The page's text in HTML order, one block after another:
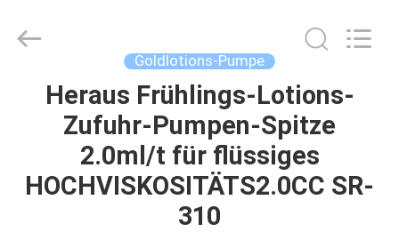
HAUSE
PRODUKTE
PRODUCTS
MANUFACTORY
Goldlotions-Pumpe
Heraus Frühlings-Lotions-
Zufuhr-Pumpen-Spitze
2.0ml/t für flüssiges
HOCHVISKOSITÄTS2.0CC SR-
310